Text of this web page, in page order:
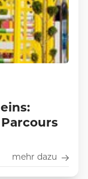
mehr dazu